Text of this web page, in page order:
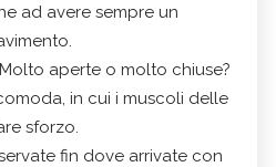
ad avere sempre un
aperte o molto chiuse?
in cui i muscoli delle
sforzo.
fin dove arrivate con